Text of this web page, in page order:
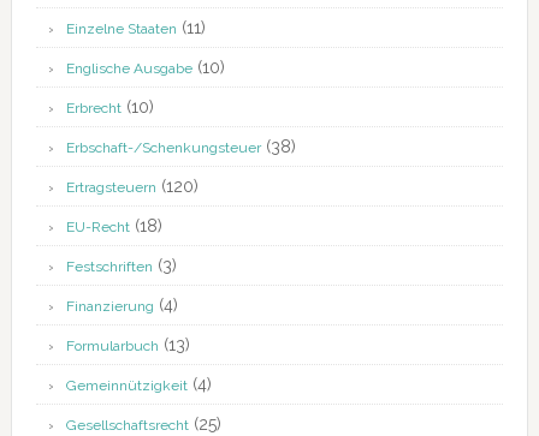
Einzelne Staaten (11)
Englische Ausgabe(10)
Erbrecht(10)
Erbschaft-/Schenkungsteuer(38)
Ertragsteuern (120)
EU-Recht(18)
Festschriften (3)
Finanzierung (4)
Formularbuch (13)
Gemeinnützigkeit(4)
Gesellschaftsrecht(25)